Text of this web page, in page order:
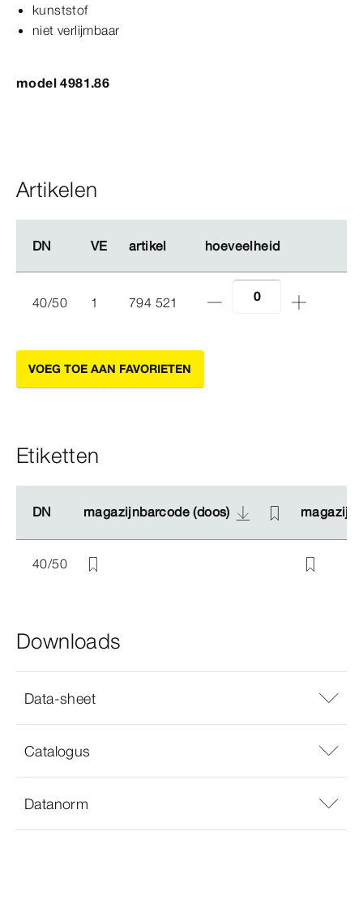
kunststof
niet verlijmbaar
model 4981.86
Artikelen
DN VE artikel hoeveelheid
DN VE artikel hoeveelheid
40/50 1 794 521
VOEG TOE AAN FAVORIETEN
Etiketten
DN magazijnbarcode (doos)
DN magazijnbarcode (doos)
40/50
Downloads
Data-sheet
Catalogus
Datanorm